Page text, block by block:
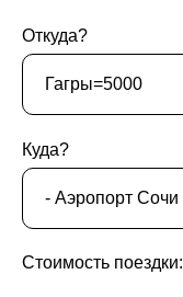
Откуда?
Куда?
Стоимость поездки: